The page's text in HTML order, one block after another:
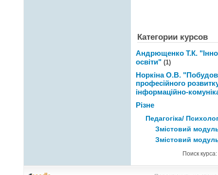
Категории курсов
Андрющенко Т.К.
освіти" (1)
Норкіна О.В.
професійного
інформаційно-
Різне
Педагогіка/
Змістовий
Змістовий
Поиск курса: